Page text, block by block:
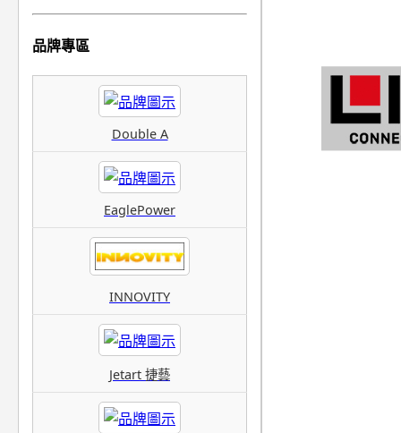
品牌專區
Double A
EaglePower
INNOVITY
Jetart 捷藝